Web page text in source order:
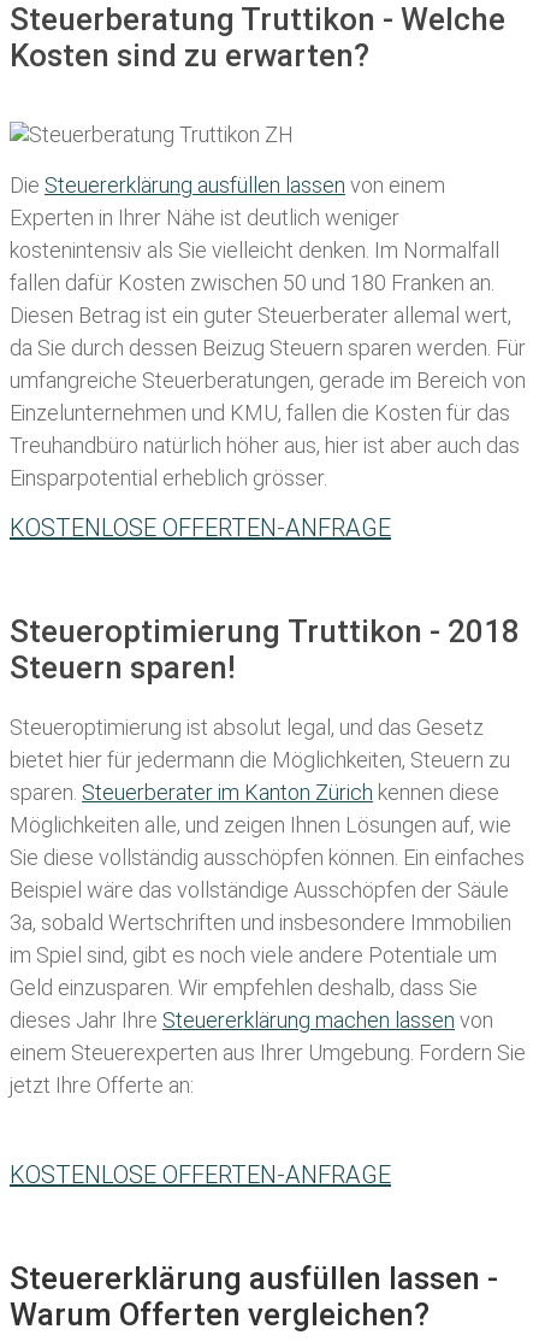
Steuerberatung Truttikon - Welche
Kosten sind zu erwarten?
Die Steuererklärung ausfüllen lassen von einem
Experten in Ihrer Nähe ist deutlich weniger
kostenintensiv als Sie vielleicht denken. Im Normalfall
fallen dafür Kosten zwischen 50 und 180 Franken an.
Diesen Betrag ist ein guter Steuerberater allemal wert,
da Sie durch dessen Beizug Steuern sparen werden. Für
umfangreiche Steuerberatungen, gerade im Bereich von
Einzelunternehmen und KMU, fallen die Kosten für das
Treuhandbüro natürlich höher aus, hier ist aber auch das
Einsparpotential erheblich grösser.
KOSTENLOSE OFFERTEN-ANFRAGE
Steueroptimierung Truttikon - 2018
Steuern sparen!
Steueroptimierung ist absolut legal, und das Gesetz
bietet hier für jedermann die Möglichkeiten, Steuern zu
sparen. Steuerberater im K anton Zürich kennen diese
Möglichkeiten alle, und zeigen Ihnen Lösungen auf, wie
Sie diese vollständig ausschöpfen können. Ein einfaches
Beispiel wäre das vollständige Ausschöpfen der Säule
3a, sobald Wertschriften und insbesondere Immobilien
im Spiel sind, gibt es noch viele andere Potentiale um
Geld einzusparen. Wir empfehlen deshalb, dass Sie
dieses Jahr Ihre Steuererklärung machen lassen von
einem Steuerexperten aus Ihrer Umgebung. Fordern Sie
jetzt Ihre Offerte an:
KOSTENLOSE OFFERTEN-ANFRAGE
Steuererklärung ausfüllen lassen -
Warum Offerten vergleichen?